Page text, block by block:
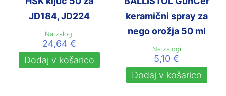
JD184, JD224
Na zalogi
24,64€
Dodaj v košarico
keramični spray za
nego orožja 50 ml
Na zalogi
5,10€
Dodaj v košarico